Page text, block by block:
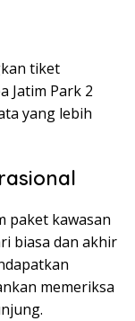
tiket
Jatim Park 2
yang lebih
paket kawasan
biasa dan akhir
memeriksa